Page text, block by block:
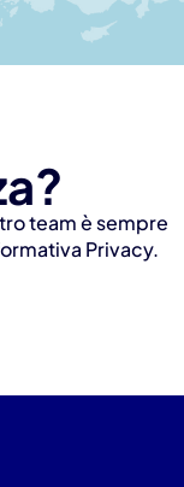
team è sempre
Privacy.